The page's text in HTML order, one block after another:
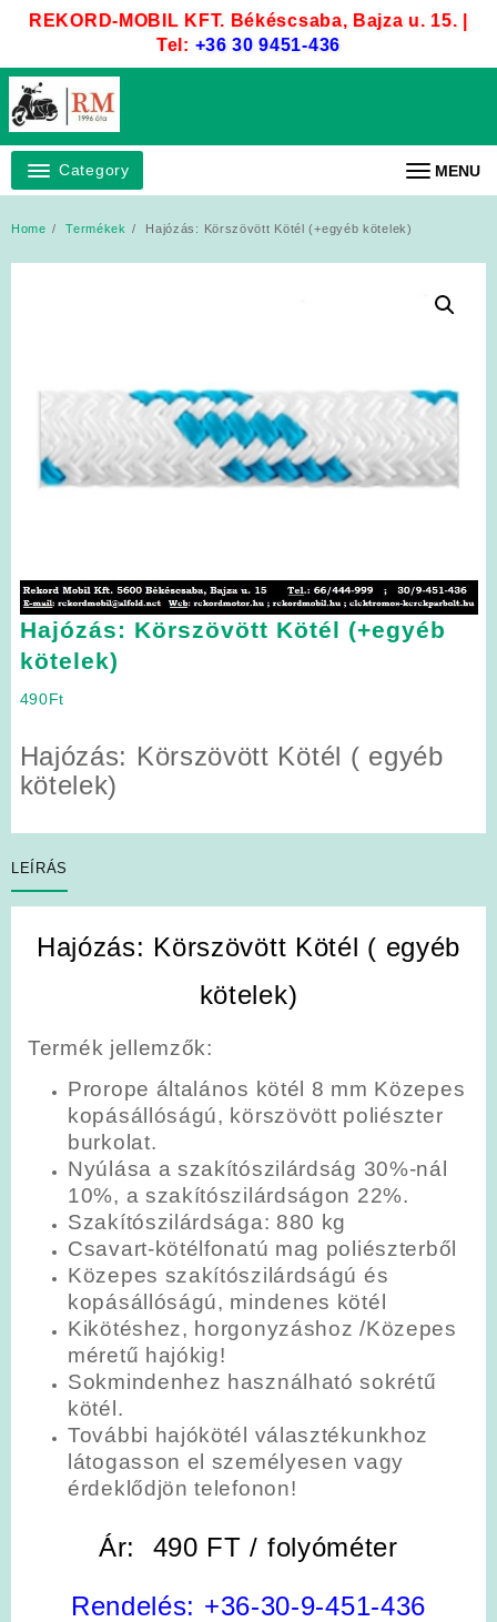
REKORD-MOBIL KFT. Békéscsaba, Bajza u. 15. |
Tel: +36 30 9451-436
Category MENU
Home Termékek Hajózás: Körszövött Kötél (+egyéb kötelek)
Hajózás: Körszövött Kötél (+egyéb
kötelek)
490Ft
Hajózás: Körszövött Kötél ( egyéb
kötelek)
LEÍRÁS
Hajózás: Körszövött Kötél ( egyéb
kötelek)
Termék jellemzők:
Prorope általános kötél 8 mm Közepes
kopásállóságú, körszövött poliészter
burkolat.
Nyúlása a szakítószilárdság 30%-nál
10%, a szakítószilárdságon 22%.
Szakítószilárdsága: 880 kg
Csavart-kötélfonatú mag poliészterből
Közepes szakítószilárdságú és
kopásállóságú, mindenes kötél
Kikötéshez, horgonyzáshoz /Közepes
méretű hajókig!
Sokmindenhez használható sokrétű
kötél.
További hajókötél választékunkhoz
látogasson el személyesen vagy
érdeklődjön telefonon!
Ár: 490 FT / folyóméter
Rendelés: +36-30-9-451-436